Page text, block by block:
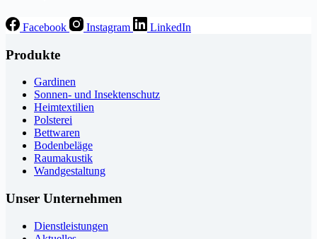
Facebook Instagram LinkedIn
Produkte
Gardinen
Sonnen- und Insektenschutz
Heimtextilien
Polsterei
Bettwaren
Bodenbeläge
Raumakustik
Wandgestaltung
Unser Unternehmen
Dienstleistungen